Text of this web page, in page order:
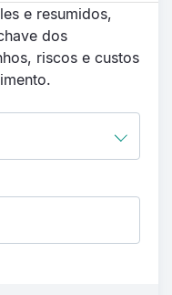
e resumidos,
dos
riscos e custos